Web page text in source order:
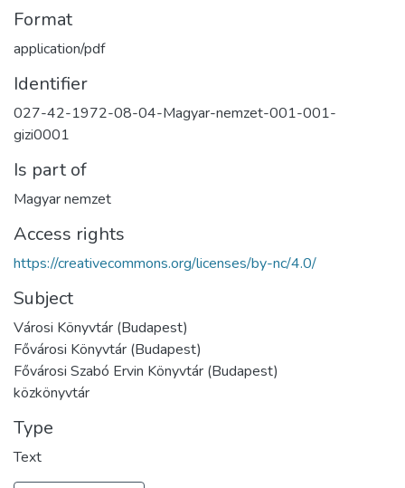
Format
application/pdf
Identifier
027-42-1972-08-04-Magyar-nemzet-001-001-
gizi0001
Is part of
Magyar nemzet
Access rights
https://creativecommons.org/licenses/by-nc/4.0/
Subject
Városi Könyvtár (Budapest)
Fővárosi Könyvtár (Budapest)
Fővárosi Szabó Ervin Könyvtár (Budapest)
közkönyvtár
Type
Text